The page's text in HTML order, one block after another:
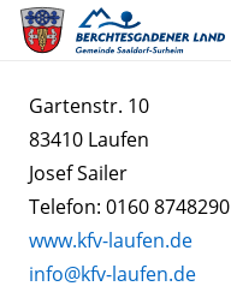
Gartenstr. 10
83410 Laufen
Josef Sailer
Telefon: 0160 8748290
www.kfv-laufen.de
info@kfv-laufen.de